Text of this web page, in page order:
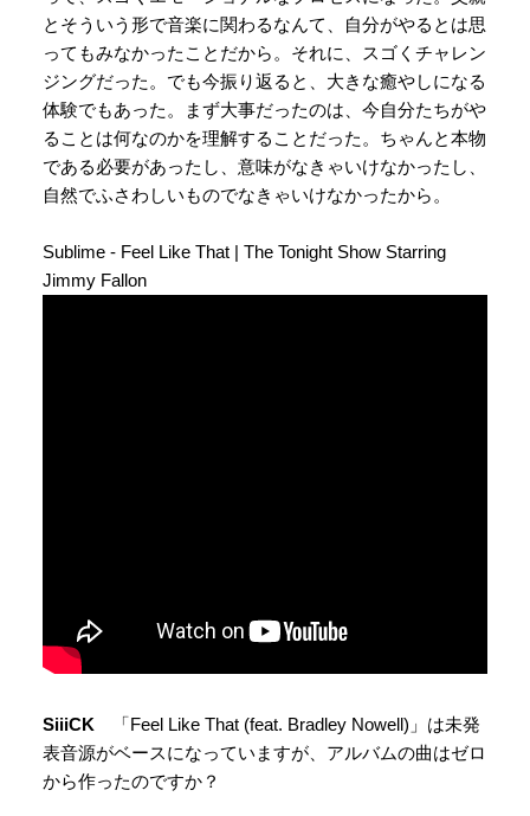
とそういう形で音楽に関わるなんて、自分がやるとは思
ってもみなかったことだから。それに、スゴくチャレン
ジングだった。でも今振り返ると、大きな癒やしになる
体験でもあった。まず大事だったのは、今自分たちがや
ることは何なのかを理解することだった。ちゃんと本物
である必要があったし、意味がなきゃいけなかったし、
自然でふさわしいものでなきゃいけなかったから。
Sublime - Feel Like That | The Tonight Show Starring
Jimmy Fallon
SiiiCK 「Feel Like That (feat. Bradley Nowell)」は未発
表音源がベースになっていますが、アルバムの曲はゼロ
から作ったのですか？